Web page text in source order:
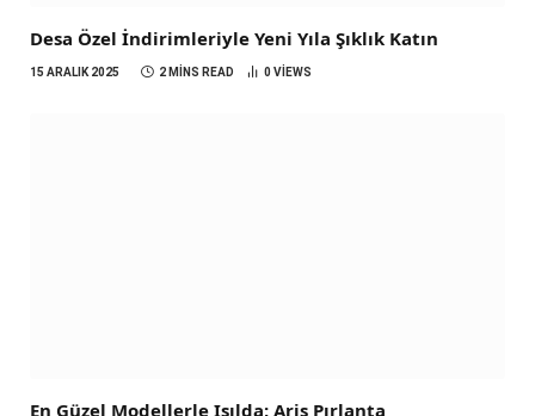
Desa Özel İndirimleriyle Yeni Yıla Şıklık Katın
15 ARALIK 2025 2 MINS READ 0 VIEWS
En Güzel Modellerle Işılda; Ariş Pırlanta